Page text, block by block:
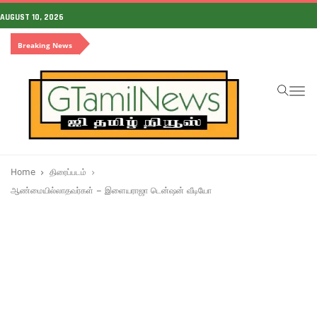
AUGUST 10, 2026
Breaking News
Home
திரைப்படம்
ஆண்மையில்லாதவர்கள் – இளையராஜா டென்ஷன் வீடியோ